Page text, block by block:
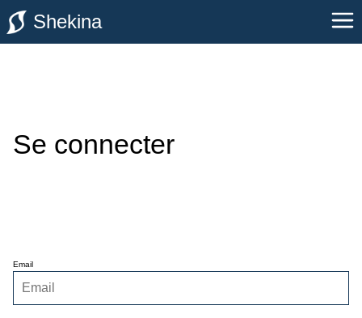
Shekina
Se connecter
Email